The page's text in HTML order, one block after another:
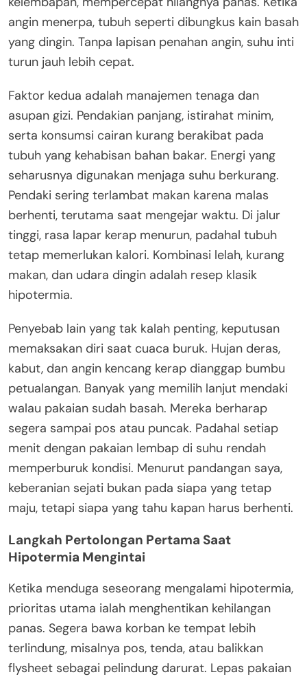
angin menerpa, tubuh seperti dibungkus kain basah
yang dingin. Tanpa lapisan penahan angin, suhu inti
turun jauh lebih cepat.
Faktor kedua adalah manajemen tenaga dan
asupan gizi. Pendakian panjang, istirahat minim,
serta konsumsi cairan kurang berakibat pada
tubuh yang kehabisan bahan bakar. Energi yang
seharusnya digunakan menjaga suhu berkurang.
Pendaki sering terlambat makan karena malas
berhenti, terutama saat mengejar waktu. Di jalur
tinggi, rasa lapar kerap menurun, padahal tubuh
tetap memerlukan kalori. Kombinasi lelah, kurang
makan, dan udara dingin adalah resep klasik
hipotermia.
Penyebab lain yang tak kalah penting, keputusan
memaksakan diri saat cuaca buruk. Hujan deras,
kabut, dan angin kencang kerap dianggap bumbu
petualangan. Banyak yang memilih lanjut mendaki
walau pakaian sudah basah. Mereka berharap
segera sampai pos atau puncak. Padahal setiap
menit dengan pakaian lembap di suhu rendah
memperburuk kondisi. Menurut pandangan saya,
keberanian sejati bukan pada siapa yang tetap
maju, tetapi siapa yang tahu kapan harus berhenti.
Langkah Pertolongan Pertama Saat
Hipotermia Mengintai
Ketika menduga seseorang mengalami hipotermia,
prioritas utama ialah menghentikan kehilangan
panas. Segera bawa korban ke tempat lebih
terlindung, misalnya pos, tenda, atau balikkan
flysheet sebagai pelindung darurat. Lepas pakaian